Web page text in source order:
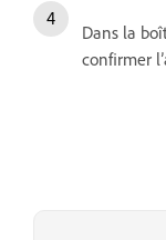
Dans la
confirmer